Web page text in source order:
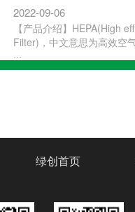
2022-09-06
【产品介绍】HEPA(High
Filter)，中文意思为高效空
···
绿创首页